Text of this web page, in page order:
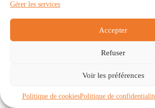
Gérer les services
Accepter
Refuser
Voir les préférences
Politique de cookiesPolitique de
Communautés
À propos
Politique de cookies (UE)